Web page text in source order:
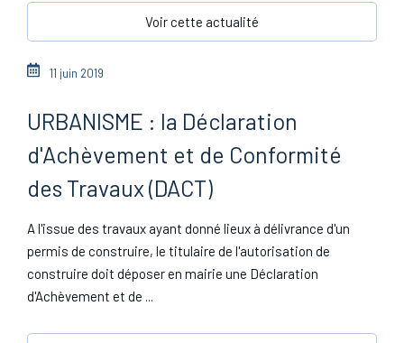
Voir cette actualité
11 juin 2019
URBANISME : la Déclaration
d'Achèvement et de Conformité
des Travaux (DACT)
A l'issue des travaux ayant donné lieux à délivrance d'un
permis de construire, le titulaire de l'autorisation de
construire doit déposer en mairie une Déclaration
d'Achèvement et de ...